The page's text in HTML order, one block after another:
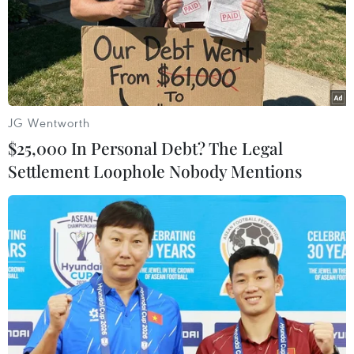
TIN LIÊN QUAN
Đợt nắng nóng tại Bắc Bộ và Trung Bộ sẽ
kéo dài đến đầu tháng Sáu
JG Wentworth
$25,000 In Personal Debt? The Legal
Settlement Loophole Nobody Mentions